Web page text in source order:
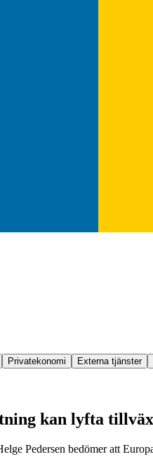
Privatekonomi Externa tjänster
kan lyfta
Pedersen bedömer att